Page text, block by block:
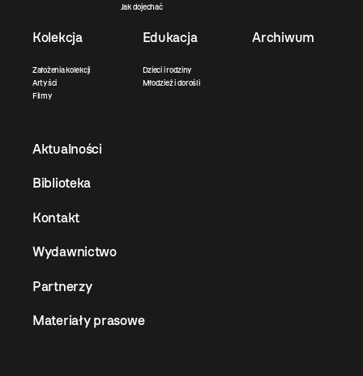
Jak dojechać
Kolekcja
Założenia kolekcji
Artyści
Filmy
Edukacja
Dzieci i rodziny
Młodzież i dorośli
Archiwum
Aktualności
Biblioteka
Kontakt
Wydawnictwo
Partnerzy
Materiały prasowe